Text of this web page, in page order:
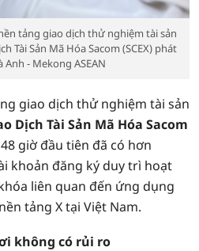
tảng giao dịch thử nghiệm tài sản
Tài Sản Mã Hóa Sacom (SCEX) phát
Anh - Mekong ASEAN
giao dịch thử nghiệm tài sản
Dịch Tài Sản Mã Hóa Sacom
giờ đầu tiên đã có hơn
khoản đăng ký duy trì hoạt
liên quan đến ứng dụng
tảng X tại Việt Nam.
không có rủi ro